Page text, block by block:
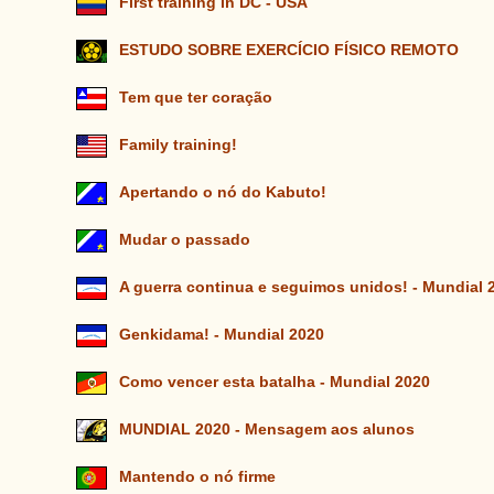
ESTUDO SOBRE EXERCÍCIO FÍSICO REMOTO
Tem que ter coração
Family training!
Apertando o nó do Kabuto!
Mudar o passado
A guerra continua e seguimos unidos! - Mundial
Genkidama! - Mundial 2020
Como vencer esta batalha - Mundial 2020
MUNDIAL 2020 - Mensagem aos alunos
Mantendo o nó firme